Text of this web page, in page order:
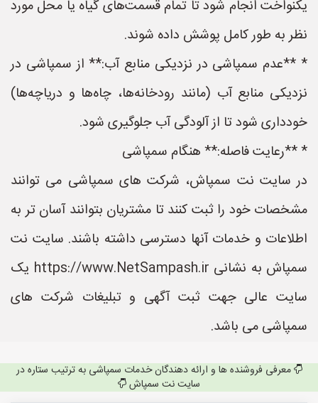
یکنواخت انجام شود تا تمام قسمت‌های گیاه یا محل مورد
نظر به طور کامل پوشش داده شوند.
* **عدم سمپاشی در نزدیکی منابع آب:** از سمپاشی در
نزدیکی منابع آب (مانند رودخانه‌ها، چاه‌ها و دریاچه‌ها)
خودداری شود تا از آلودگی آب جلوگیری شود.
* **رعایت فاصله:** هنگام سمپاشی
در سایت نت سمپاش، شرکت های سمپاشی می توانند
مشخصات خود را ثبت کنند تا مشتریان بتوانند آسان تر به
اطلاعات و خدمات آنها دسترسی داشته باشند. سایت نت
سمپاش به نشانی https://www.NetSampash.ir یک
سایت عالی جهت ثبت آگهی و تبلیغات شرکت های
سمپاشی می باشد.
معرفی فروشنده ها و ارائه دهندگان خدمات سمپاشی به ترتیب ستاره در
سایت نت سمپاش